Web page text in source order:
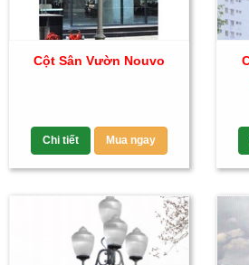
Cột Sân Vườn Nouvo
Chi tiết Mua ngay